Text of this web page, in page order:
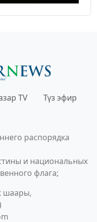
TV Түз эфир
распорядка
и национальных
флага;
шаары,